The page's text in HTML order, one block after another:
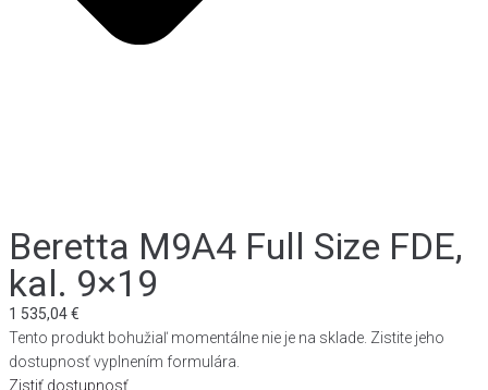
Beretta M9A4 Full Size FDE,
kal. 9×19
1 535,04€
Tento produkt bohužiaľ momentálne nie je na sklade. Zistite jeho
dostupnosť vyplnením formulára.
Zistiť dostupnosť